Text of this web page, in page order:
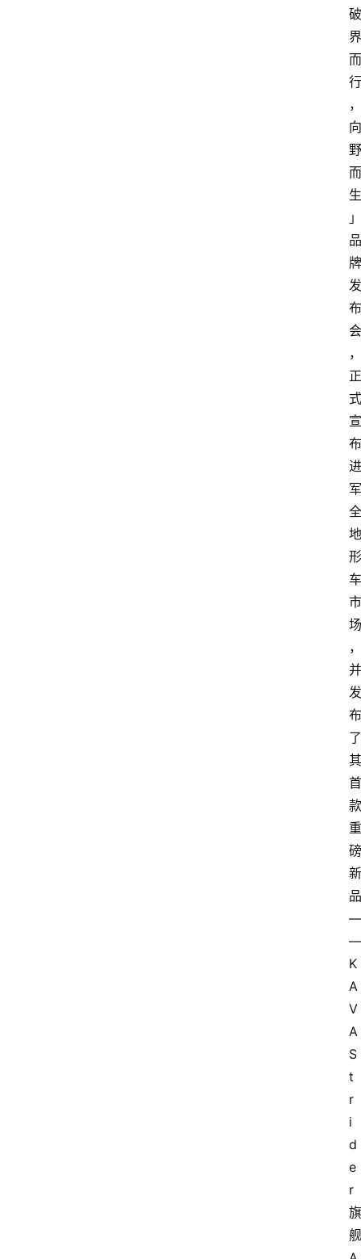
破
界
而
行
，
向
野
而
生
」
品
牌
发
布
会
，
正
式
宣
布
进
军
全
地
形
车
市
场
，
并
发
布
了
其
首
款
重
磅
新
品
—
—
K
A
V
A
S
t
r
i
d
e
r
旗
舰